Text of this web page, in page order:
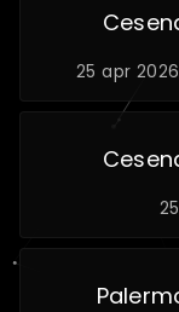
25 apr